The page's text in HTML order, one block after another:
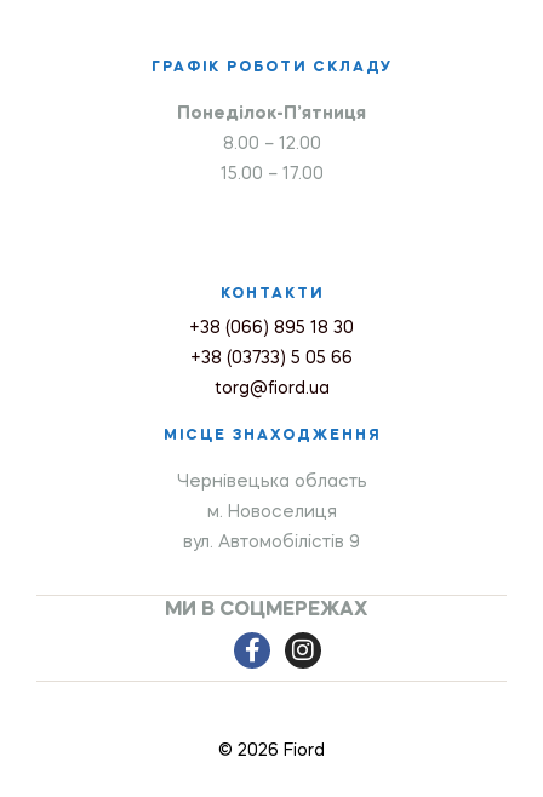
ГРАФІК РОБОТИ СКЛАДУ
Понеділок-П’ятниця
8.00 – 12.00
15.00 – 17.00
КОНТАКТИ
+38 (066) 895 18 30
+38 (03733) 5 05 66
torg@fiord.ua
МІСЦЕ ЗНАХОДЖЕННЯ
Чернівецька область
м. Новоселиця
вул. Автомобілістів 9
МИ В СОЦМЕРЕЖАХ
© 2026 Fiord